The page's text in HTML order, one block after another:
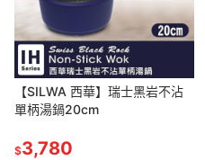
【SILWA 西華】瑞士黑岩不沾
單柄湯鍋20cm
$3,780